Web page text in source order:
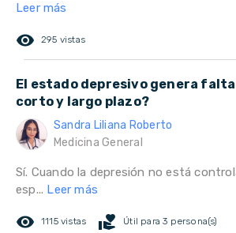
Leer más
remove_red_eye 295 vistas
El estado depresivo genera falta
corto y largo plazo?
Sandra Liliana Roberto
Medicina General
Sí. Cuando la depresión no está
esp... Leer más
remove_red_eye 1115 vistas volunteer_activism Útil para 3 persona(s)